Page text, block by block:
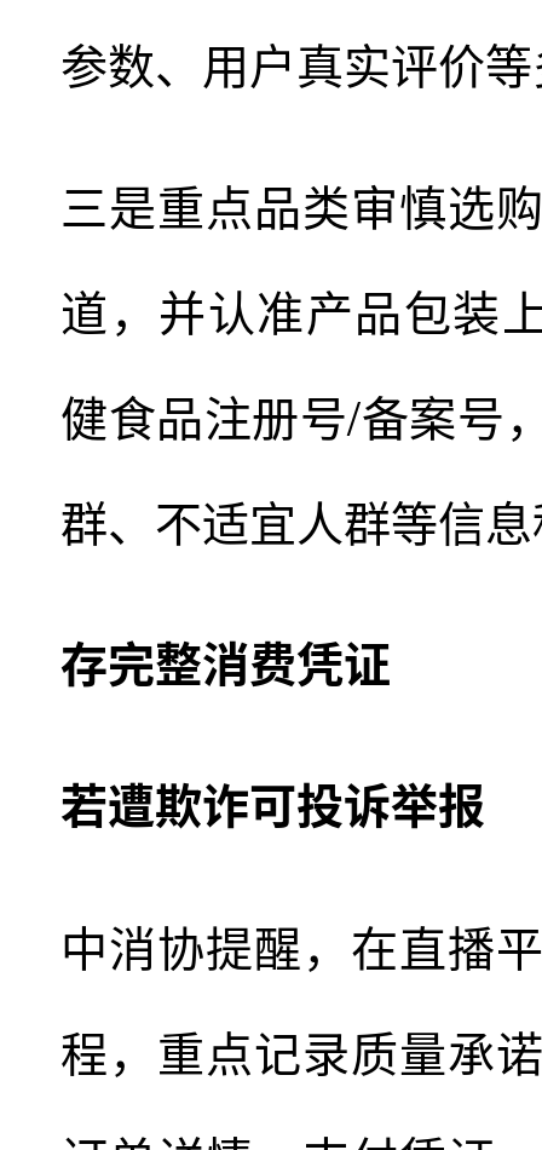
参数、用户真实评价
三是重点品类审慎选
道，并认准产品包装
健食品注册号/备案号
群、不适宜人群等信
存完整消费凭证
若遭欺诈可投诉举报
中消协提醒，在直播
程，重点记录质量承